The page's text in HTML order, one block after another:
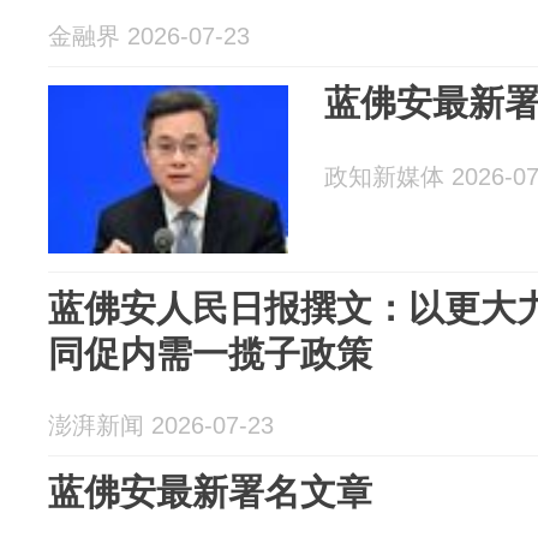
金融界 2026-07-23
蓝佛安最新
政知新媒体 2026-
蓝佛安人民日报撰文：以更大
同促内需一揽子政策
澎湃新闻 2026-07-23
蓝佛安最新署名文章